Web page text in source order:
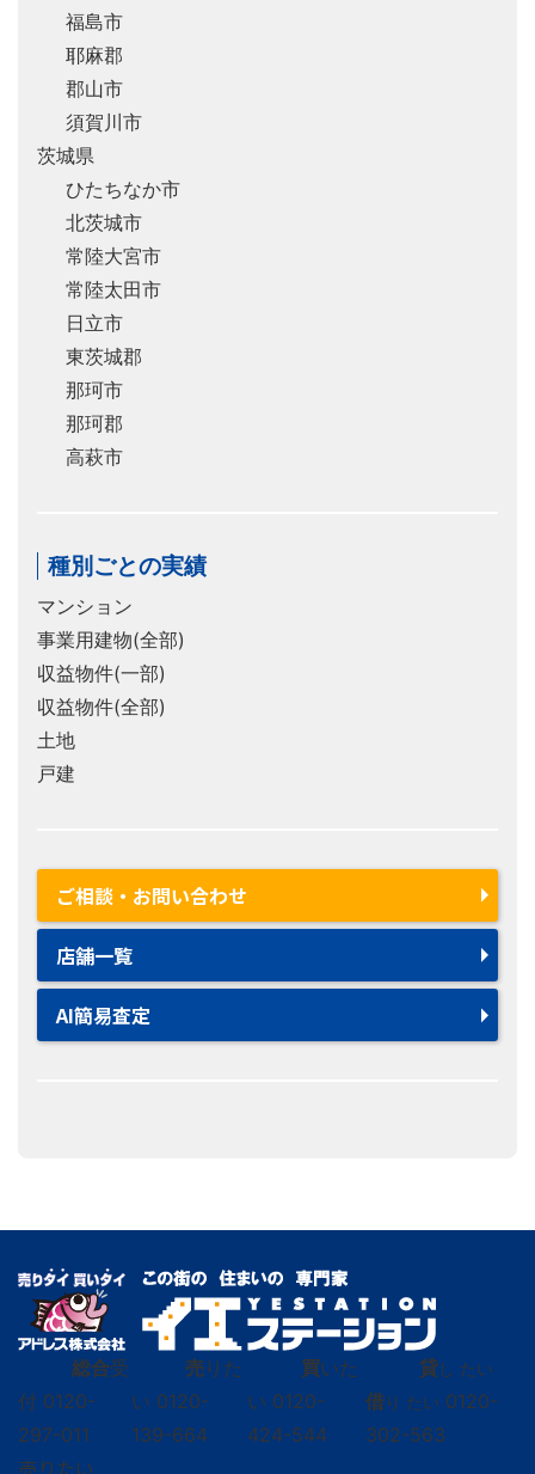
福島市
耶麻郡
郡山市
須賀川市
茨城県
ひたちなか市
北茨城市
常陸大宮市
常陸太田市
日立市
東茨城郡
那珂市
那珂郡
高萩市
種別ごとの実績
マンション
事業用建物(全部)
収益物件(一部)
収益物件(全部)
土地
戸建
ご相談・お問い合わせ
店舗一覧
AI簡易査定
総合受
付 0120-
297-011
売りた
い 0120-
139-664
買いた
い 0120-
424-544
貸し たい
借り たい 0120-
302-563